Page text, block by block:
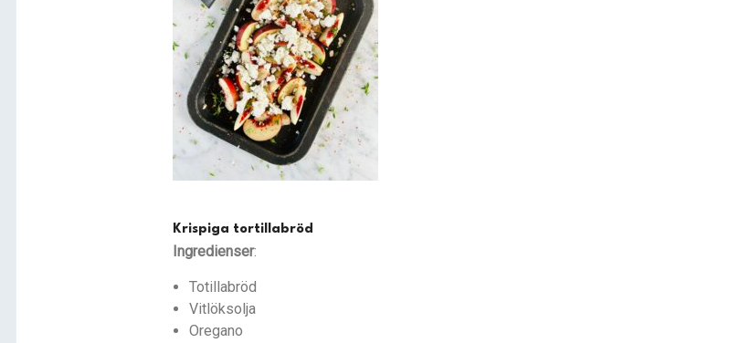
Krispiga tortillabröd
Ingredienser:
Totillabröd
Vitlöksolja
Oregano